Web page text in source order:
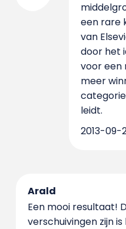
een rare
van
door het
voor een
meer
leidt.
2013-09-
Arald
Een mooi resultaat!
verschuivingen zijn is